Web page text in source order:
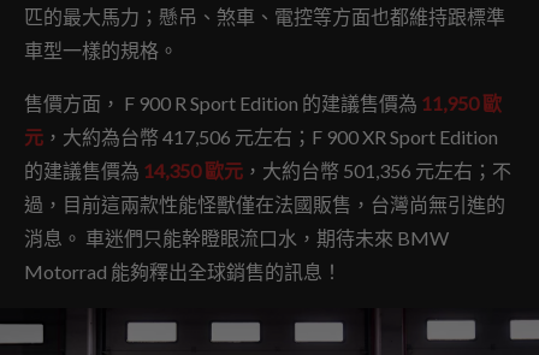
匹的最大馬力；懸吊、煞車、電控等方面也都維持跟標準
車型一樣的規格。
售價方面， F 900 R Sport Edition 的建議售價為 11,950 歐
元 ，大約為台幣 417,506 元左右；F 900 XR Sport Edition
的建議售價為 14,350 歐元 ，大約台幣 501,356 元左右；不
過，目前這兩款性能怪獸僅在法國販售，台灣尚無引進的
消息。 車迷們只能幹瞪眼流口水，期待未來 BMW
Motorrad 能夠釋出全球銷售的訊息！